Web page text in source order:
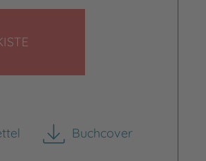
Bild vergrößern
Buchcover
herunterladen